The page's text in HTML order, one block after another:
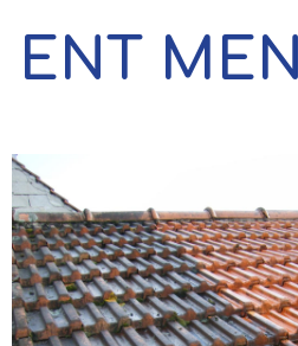
ENT